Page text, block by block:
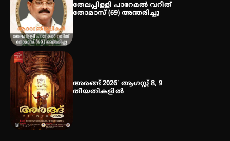
തേലപ്പിളളി പാറേമൽ വറീത്
തോമാസ് (69) അന്തരിച്ചു
അരങ്ങ് 2026′ ആഗസ്റ്റ് 8, 9
തീയതികളിൽ